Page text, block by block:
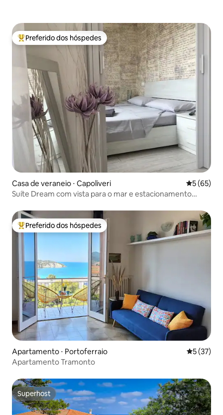
Entre os melhores preferidos dos hóspedes
Preferido dos hóspedes
Casa de veraneio ⋅ Capoliveri 5 de uma
5 (65)
Suíte Dream com vista para o mar e estacionamento
Entre os melhores preferidos dos hóspedes
Preferido dos hóspedes
Apartamento ⋅ Portoferraio 5 de uma
5 (37)
Apartamento Tramonto
Superhost
Superhost